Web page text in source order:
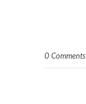
0 Comments